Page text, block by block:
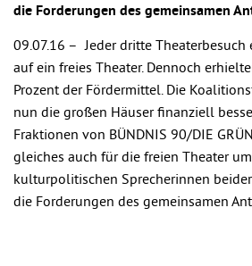
die Forderungen des gemeinsamen
09.07.16 – Jeder dritte
auf ein freies Theater. Dennoch
Prozent der Fördermittel. Die
nun die großen Häuser finanziell
Fraktionen von BÜNDNIS 90/DIE
gleiches auch für die freien Theater
kulturpolitischen Sprecherinnen
die Forderungen des gemeinsamen